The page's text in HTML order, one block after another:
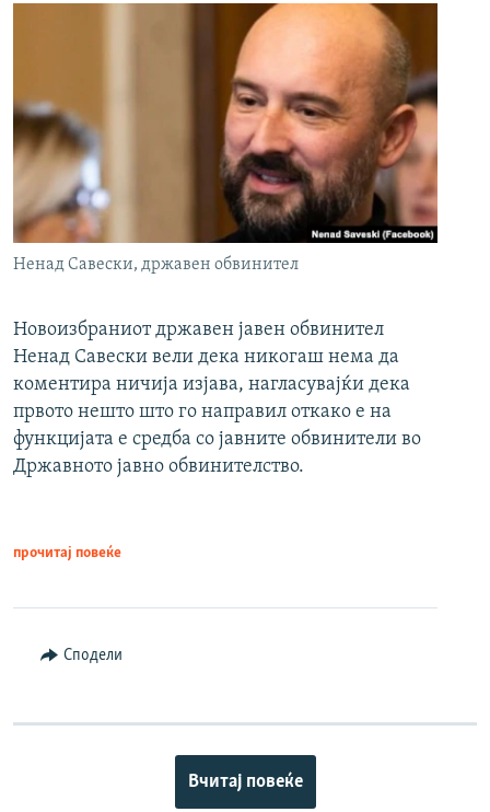
Ненад Савески, државен обвинител
Новоизбраниот државен јавен обвинител
Ненад Савески вели дека никогаш нема да
коментира ничија изјава, нагласувајќи дека
првото нешто што го направил откако е на
функцијата е средба со јавните обвинители во
Државното јавно обвинителство.
прочитај повеќе
Сподели
Вчитај повеќе